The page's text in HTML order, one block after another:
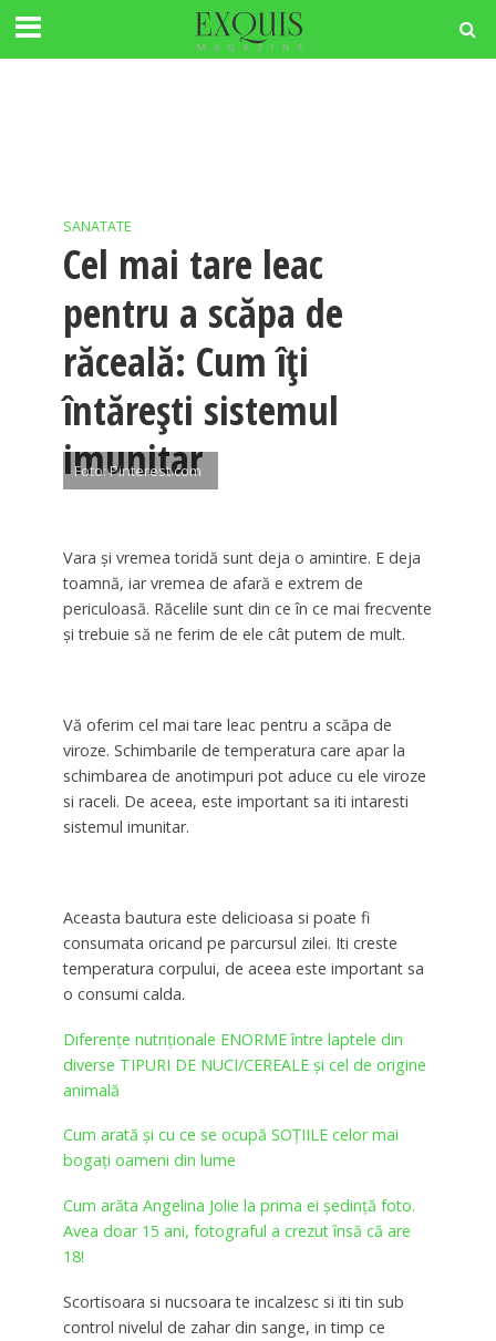
SANATATE
Cel mai tare leac
pentru a scăpa de
răceală: Cum îţi
întăreşti sistemul
imunitar
Foto: Pinterest.com
Vara şi vremea toridă sunt deja o amintire. E deja
toamnă, iar vremea de afară e extrem de
periculoasă. Răcelile sunt din ce în ce mai frecvente
şi trebuie să ne ferim de ele cât putem de mult.
Vă oferim cel mai tare leac pentru a scăpa de
viroze. Schimbarile de temperatura care apar la
schimbarea de anotimpuri pot aduce cu ele viroze
si raceli. De aceea, este important sa iti intaresti
sistemul imunitar.
Aceasta bautura este delicioasa si poate fi
consumata oricand pe parcursul zilei. Iti creste
temperatura corpului, de aceea este important sa
o consumi calda.
Diferențe nutriționale ENORME între laptele din
diverse TIPURI DE NUCI/CEREALE și cel de origine
animală
Cum arată și cu ce se ocupă SOȚIILE celor mai
bogați oameni din lume
Cum arăta Angelina Jolie la prima ei şedinţă foto.
Avea doar 15 ani, fotograful a crezut însă că are
18!
Scortisoara si nucsoara te incalzesc si iti tin sub
control nivelul de zahar din sange, in timp ce